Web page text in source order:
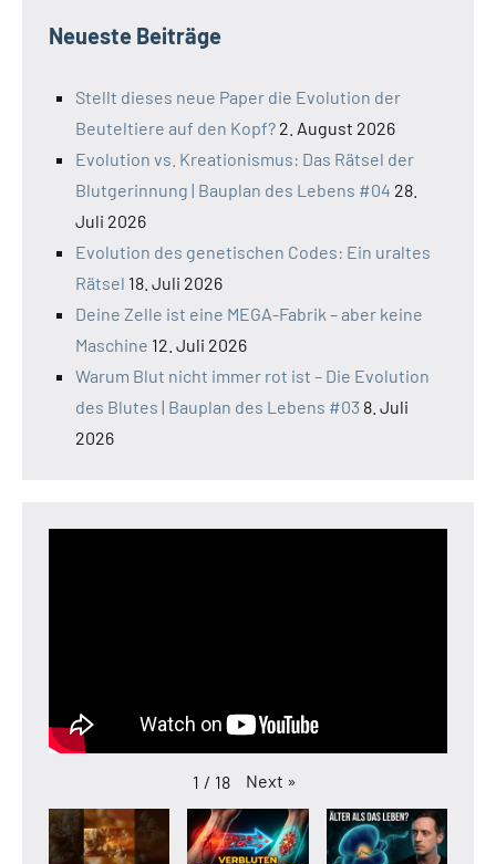
Neueste Beiträge
Stellt dieses neue Paper die Evolution der
Beuteltiere auf den Kopf? 2. August 2026
Evolution vs. Kreationismus: Das Rätsel der
Blutgerinnung | Bauplan des Lebens #04 28.
Juli 2026
Evolution des genetischen Codes: Ein uraltes
Rätsel 18. Juli 2026
Deine Zelle ist eine MEGA-Fabrik – aber keine
Maschine 12. Juli 2026
Warum Blut nicht immer rot ist – Die Evolution
des Blutes | Bauplan des Lebens #03 8. Juli
2026
1 / 18 Next »